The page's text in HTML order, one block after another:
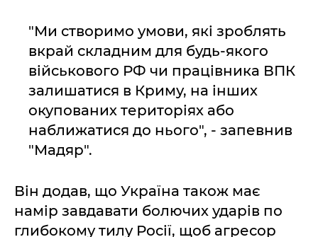
"Ми створимо умови, які зроблять
вкрай складним для будь-якого
військового РФ чи працівника ВПК
залишатися в Криму, на інших
окупованих територіях або
наближатися до нього", - запевнив
"Мадяр".
Він додав, що Україна також має
намір завдавати болючих ударів по
глибокому тилу Росії, щоб агресор